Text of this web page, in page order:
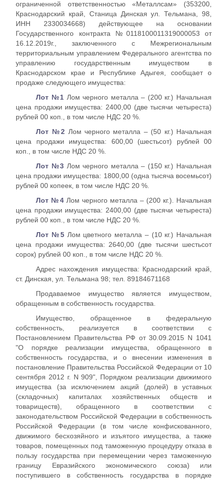
ограниченной ответственностью «Металлсам» (353200,
Краснодарский край, Станица Динская ул. Тельмана, 98,
ИНН 2330034668) действующее на основании
Государственного контракта №0118100011319000053 от
16.12.2019г., заключенного с Межрегиональным
территориальным управлением Федерального агентства по
управлению государственным имуществом в
Краснодарском крае и Республике Адыгея, сообщает о
продаже следующего имущества:
Лот №1 Лом черного металла – (200 кг.) Начальная
цена продажи имущества: 2400,00 (две тысячи четыреста)
рублей 00 коп., в том числе НДС 20 %.
Лот №2 Лом черного металла – (50 кг.) Начальная
цена продажи имущества: 600,00 (шестьсот) рублей 00
коп., в том числе НДС 20 %.
Лот №3 Лом черного металла – (150 кг.) Начальная
цена продажи имущества: 1800,00 (одна тысяча восемьсот)
рублей 00 копеек, в том числе НДС 20 %.
Лот №4Лом черного металла – (200 кг.). Начальная
цена продажи имущества: 2400,00 (две тысячи четыреста)
рублей 00 коп., в том числе НДС 20 %.
Лот №5Лом цветного металла – (10 кг.) Начальная
цена продажи имущества: 2640,00 (две тысячи шестьсот
сорок) рублей 00 коп., в том числе НДС 20 %.
Адрес нахождения имущества: Краснодарский край,
ст. Динская, ул. Тельмана 98; тел. 89184671168
Продаваемое имущество является имуществом,
обращенным в собственность государства.
Имущество, обращенное в федеральную
собственность, реализуется в соответствии с
Постановлением Правительства РФ от 30.09.2015 N 1041
"О порядке реализации имущества, обращенного в
собственность государства, и о внесении изменения в
постановление Правительства Российской Федерации от 10
сентября 2012 г. N 909", Порядком реализации движимого
имущества (за исключением акций (долей) в уставных
(складочных) капиталах хозяйственных обществ и
товариществ), обращенного в соответствии с
законодательством Российской Федерации в собственность
Российской Федерации (в том числе конфискованного,
движимого бесхозяйного и изъятого имущества, а также
товаров, помещенных под таможенную процедуру отказа в
пользу государства при перемещении через таможенную
границу Евразийского экономического союза) или
поступившего в собственность государства в порядке